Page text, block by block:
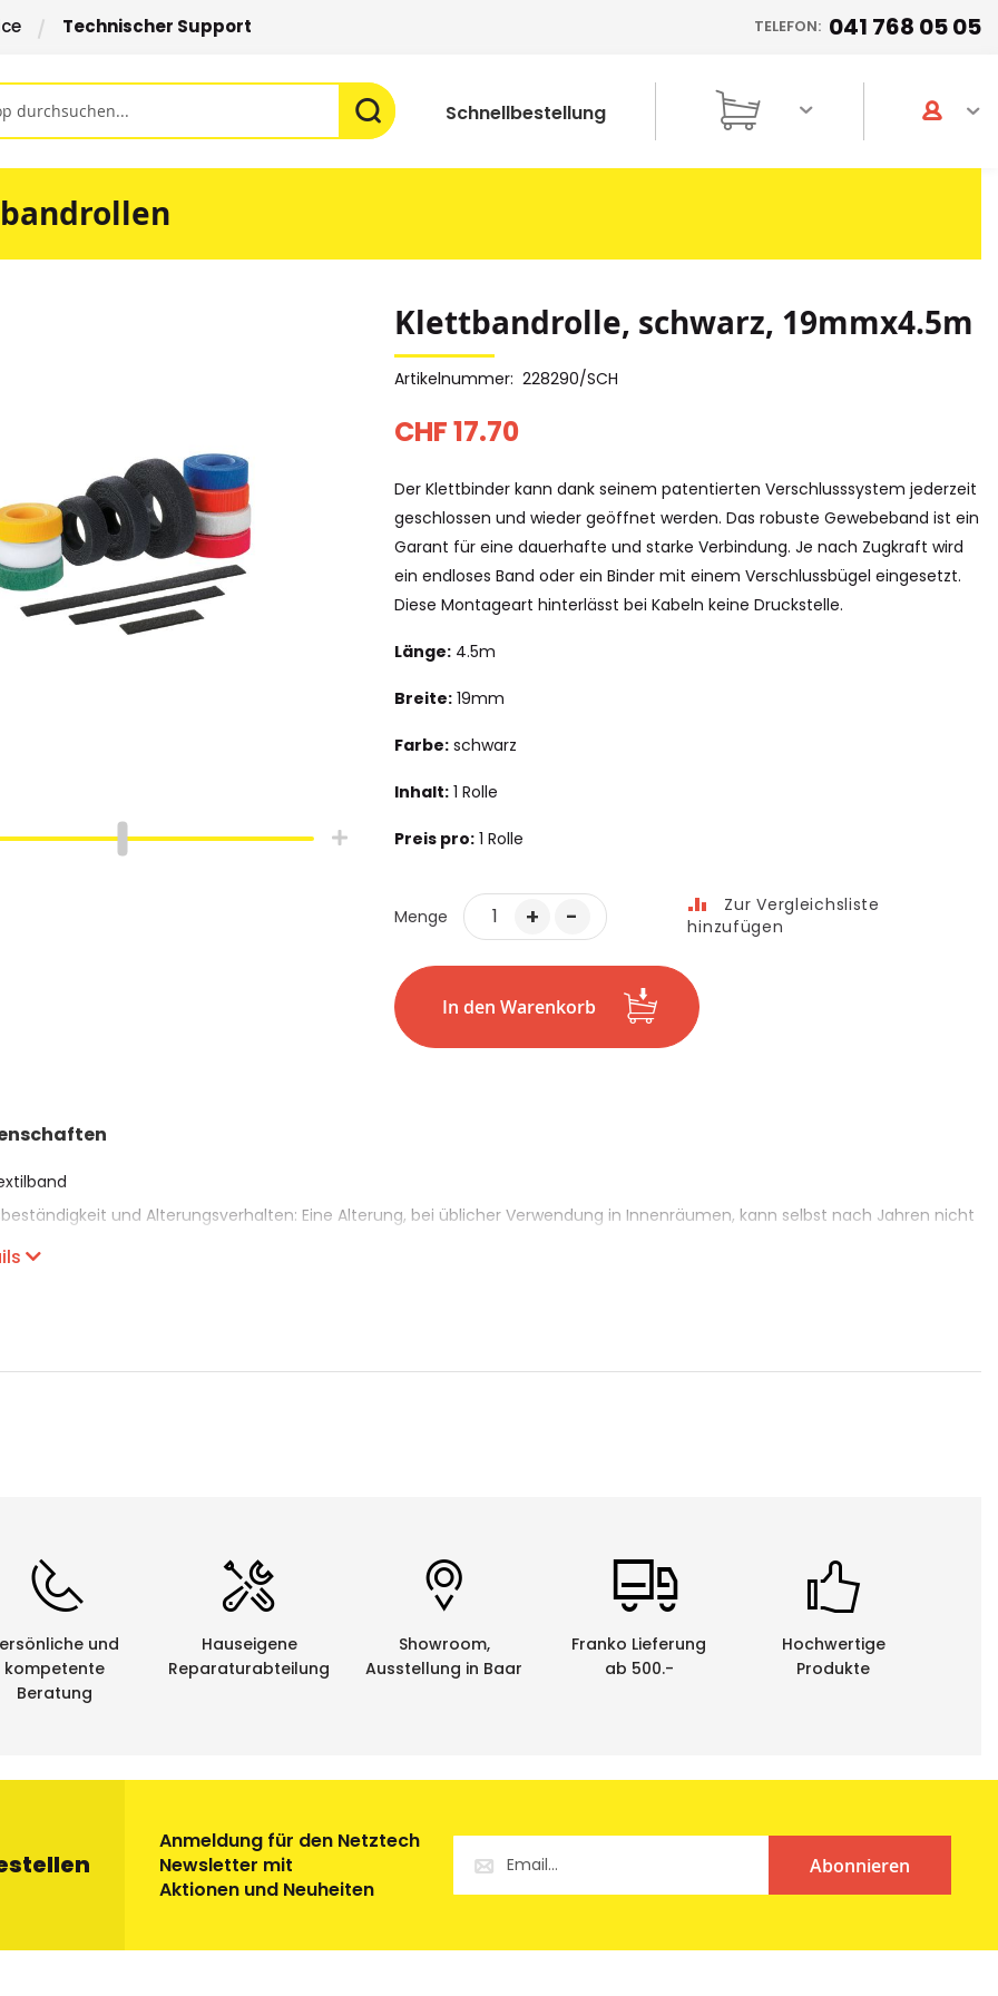
Technischer Support TELEFON: 041 768 05 05
Schnellbestellung
Schrumpfschlauch
Klettbandrolle, schwarz, 19mmx4.5m
CHF 17.70
Artikelnummer 228290/SCH
Der Klettbinder kann dank seinem patentierten Verschlusssystem jederzeit
geschlossen und wieder geöffnet werden. Das robuste Gewebeband ist ein
Garant für eine dauerhafte und starke Verbindung. Je nach Zugkraft wird
ein endloses Band oder ein Binder mit einem Verschlussbügel eingesetzt.
Diese Montageart hinterlässt bei Kabeln keine Druckstelle.
Länge:4.5m
Breite:19mm
Farbe:schwarz
Inhalt:1 Rolle
Preis pro:1 Rolle
Menge -
+
In den Warenkorb
Zur Vergleichsliste
hinzufügen
und Alterungsverhalten: Eine Alterung, bei üblicher Verwendung in Innenräumen, kann selbst nach Jahren nicht
und
kompetente
Beratung
Hauseigene
Reparaturabteilung
Showroom,
Ausstellung in Baar
Franko Lieferung
ab 500.-
Hochwertige
Produkte
Anmeldung für den Netztech
Newsletter mit
Aktionen und Neuheiten
Abonnieren